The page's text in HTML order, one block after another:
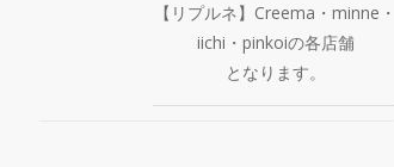
【リプルネ】Creema・minne・
iichi・pinkoiの各店舗
となります。